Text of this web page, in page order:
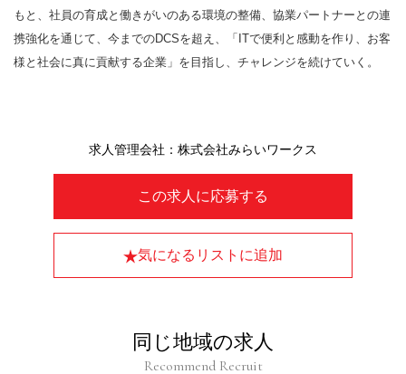
もと、社員の育成と働きがいのある環境の整備、協業パートナーとの連
携強化を通じて、今までのDCSを超え、「ITで便利と感動を作り、お客
様と社会に真に貢献する企業」を目指し、チャレンジを続けていく。
この求人に応募する
気になるリストに追加
求人管理会社：株式会社みらいワークス
同じ地域の求人
Recommend Recruit